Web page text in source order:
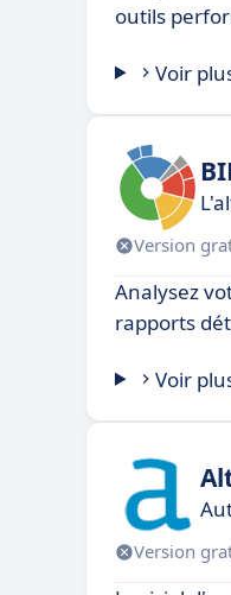
outils
Voir
Version
Analysez
rapports
Voir
Version